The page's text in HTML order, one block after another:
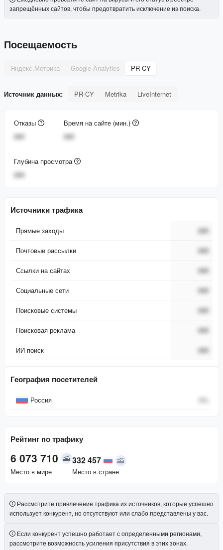
запрещённых сайтов, чтобы предотвратить исключение из поиска.
Посещаемость
Яндекс.Метрика Google Analytics PR-CY
Источник данных: PR-CY Metrika LiveInternet
Отказы
###
Время на сайте (мин.)
###
Глубина просмотра
###
Источники трафика
Прямые заходы ###
Почтовые рассылки ###
Ссылки на сайтах ###
Социальные сети ###
Поисковые системы ###
Поисковая реклама ###
ИИ-поиск ###
География посетителей
Россия 0%
Рейтинг по трафику
6 073 710
Место в мире
332 457
Место в стране
Рассмотрите привлечение трафика из источников, которые успешно
использует конкурент, но отсутствуют или слабо представлены у вас.
Если конкурент успешно работает с определенными регионами,
рассмотрите возможность усиления присутствия в этих зонах.